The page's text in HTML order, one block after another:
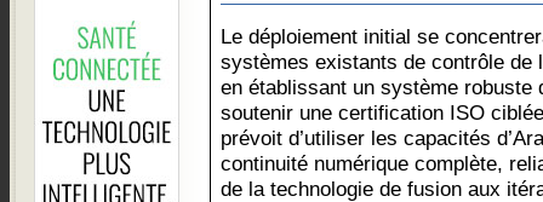
Le déploiement initial se
systèmes existants de contrôle de
en établissant un système robuste
soutenir une certification ISO
prévoit d’utiliser les capacités
continuité numérique complète,
de la technologie de fusion aux